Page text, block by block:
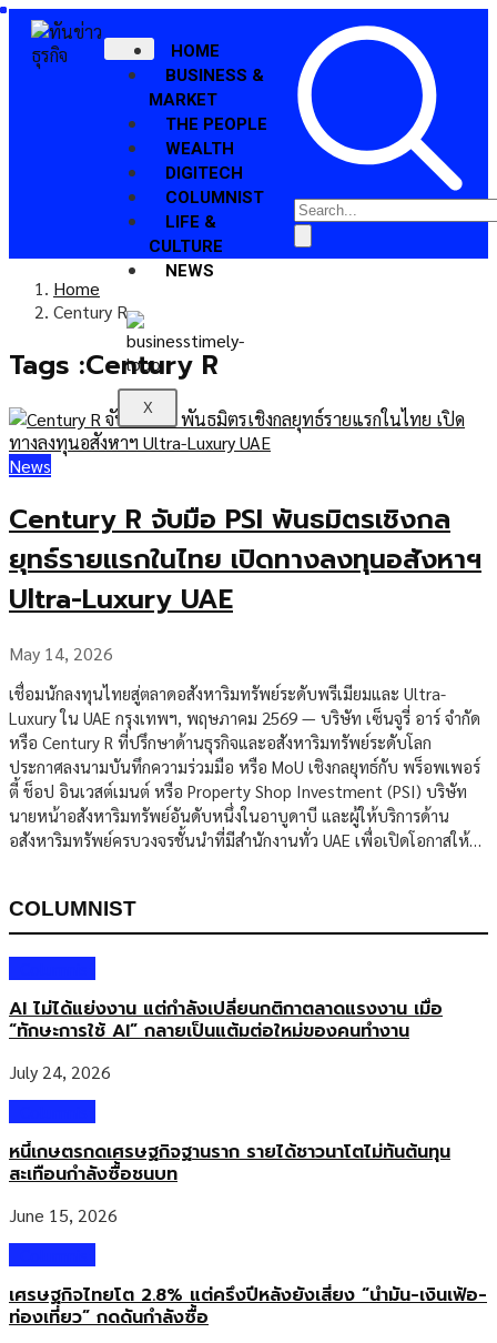
HOME
BUSINESS &
MARKET
THE PEOPLE
WEALTH
DIGITECH
COLUMNIST
LIFE &
CULTURE
NEWS
X
Home
Century R
Tags :Century R
News
Century R จับมือ PSI พันธมิตรเชิงกล
ยุทธ์รายแรกในไทย เปิดทางลงทุนอสังหาฯ
Ultra-Luxury UAE
May 14, 2026
เชื่อมนักลงทุนไทยสู่ตลาดอสังหาริมทรัพย์ระดับพรีเมียมและ Ultra-
Luxury ใน UAE กรุงเทพฯ, พฤษภาคม 2569 — บริษัท เซ็นจูรี่ อาร์ จำกัด
หรือ Century R ที่ปรึกษาด้านธุรกิจและอสังหาริมทรัพย์ระดับโลก
ประกาศลงนามบันทึกความร่วมมือ หรือ MoU เชิงกลยุทธ์กับ พร็อพเพอร์
ตี้ ช็อป อินเวสต์เมนต์ หรือ Property Shop Investment (PSI) บริษัท
นายหน้าอสังหาริมทรัพย์อันดับหนึ่งในอาบูดาบี และผู้ให้บริการด้าน
อสังหาริมทรัพย์ครบวงจรชั้นนำที่มีสำนักงานทั่ว UAE เพื่อเปิดโอกาสให้
เป็นพันธมิตรเชิงกลยุทธ์อย่างเป็นทางการรายแรกของ PSI ใน
ประเทศไทย เพื่อสร้างช่องทางโดยตรงให้นักลงทุนไทยสามารถเข้าถึง
พอร์ตโครงการอสังหาริมทรัพย์ระดับ High-end และ Ultra-Luxury ที่ผ่าน
การคัดสรร รวมถึงโครงการ Pre-launch และโอกาสการลงทุนในทำเลที่ได้
รับความสนใจสูงของ UAE ความร่วมมือครั้งนี้ผสานเครือข่ายนักลงทุน
ระดับภูมิภาคและความเชี่ยวชาญด้านตลาดของ Century R เข้ากับ
หน้า […]
COLUMNIST
AI ไม่ได้แย่งงาน แต่กำลังเปลี่ยนกติกาตลาดแรงงาน เมื่อ
“ทักษะการใช้ AI” กลายเป็นแต้มต่อใหม่ของคนทำงาน
July 24, 2026
หนี้เกษตรกดเศรษฐกิจฐานราก รายได้ชาวนาโตไม่ทันต้นทุน
สะเทือนกำลังซื้อชนบท
June 15, 2026
เศรษฐกิจไทยโต 2.8% แต่ครึ่งปีหลังยังเสี่ยง “น้ำมัน-เงินเฟ้อ-
ท่องเที่ยว” กดดันกำลังซื้อ